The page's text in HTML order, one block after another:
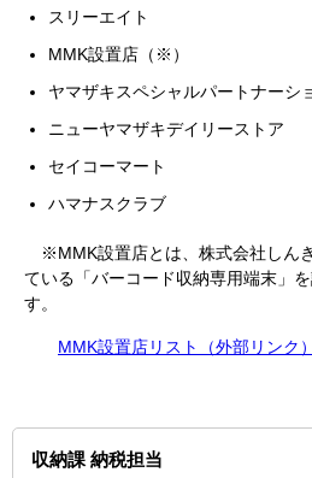
スリーエイト
MMK設置店（※）
ヤマザキスペシャルパートナーシ
ニューヤマザキデイリーストア
セイコーマート
ハマナスクラブ
※MMK設置店とは、株式会社しん
ている「バーコード収納専用端末」
す。
MMK設置店リスト（外部リンク）
収納課 納税担当